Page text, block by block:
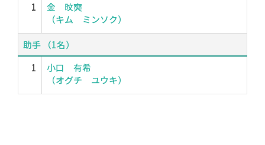
1
金 旼奭
（キム ミンソク）
助手 （1名）
1
小口 有希
（オグチ ユウキ）